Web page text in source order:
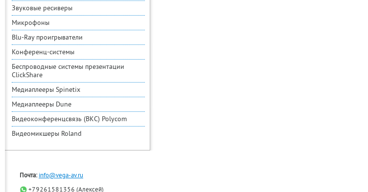
Звуковые ресиверы
Микрофоны
Blu-Ray проигрыватели
Конференц-системы
Беспроводные системы презентации
ClickShare
Медиаплееры Spinetix
Медиаплееры Dune
Видеоконференцсвязь (ВКС) Polycom
Видеомикшеры Roland
Почта: info@vega-av.ru
+79261581356 (Алексей)